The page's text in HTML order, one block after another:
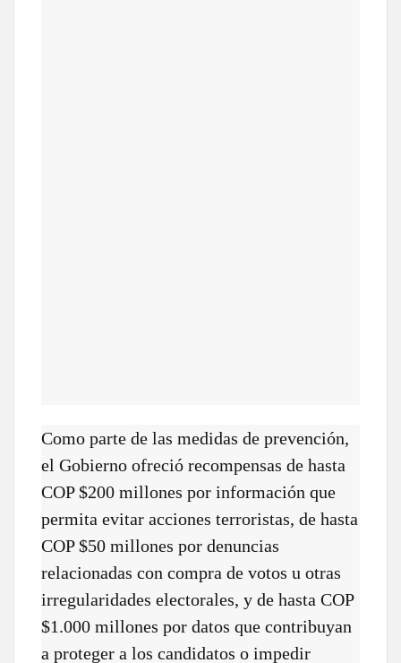
Como parte de las medidas de prevención,
el Gobierno ofreció recompensas de hasta
COP $200 millones por información que
permita evitar acciones terroristas, de hasta
COP $50 millones por denuncias
relacionadas con compra de votos u otras
irregularidades electorales, y de hasta COP
$1.000 millones por datos que contribuyan
a proteger a los candidatos o impedir